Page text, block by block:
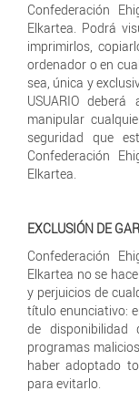
Confederación
Elkartea. Podrá
imprimirlos,
ordenador o en
sea, única y
USUARIO
manipular
seguridad que
Confederación
Elkartea.
EXCLUSIÓN DE
Confederación
Elkartea no se
y perjuicios de
título enunciativo:
de
programas
haber adoptado
para evitarlo.